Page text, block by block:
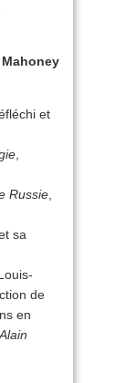
et
Russie
sa
de
en
Alain